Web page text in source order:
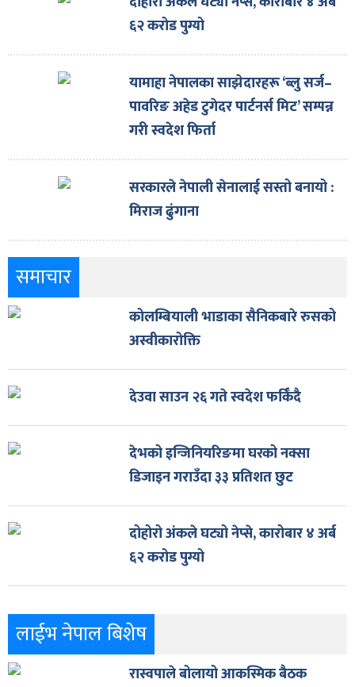
६२ करोड पुग्यो
यामाहा नेपालका साझेदारहरू ‘ब्लु सर्ज–
पावरिङ अहेड टुगेदर पार्टनर्स मिट’ सम्पन्न
गरी स्वदेश फिर्ता
सरकारले नेपाली सेनालाई सस्तो बनायो :
मिराज ढुंगाना
समाचार
कोलम्बियाली भाडाका सैनिकबारे रुसको
अस्वीकारोक्ति
देउवा साउन २६ गते स्वदेश फर्किँदै
देभको इन्जिनियरिङमा घरको नक्सा
डिजाइन गराउँदा ३३ प्रतिशत छुट
दोहोरो अंकले घट्यो नेप्से, कारोबार ४ अर्ब
६२ करोड पुग्यो
लाईभ नेपाल बिशेष
रास्वपाले बोलायो आकस्मिक बैठक